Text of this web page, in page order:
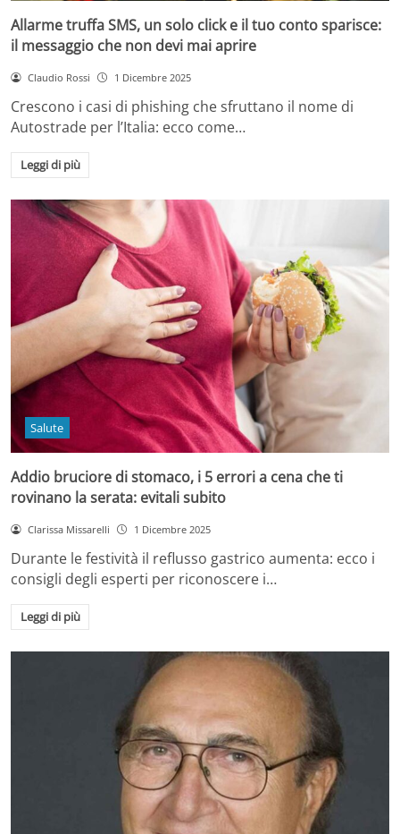
Allarme truffa SMS, un solo click e il tuo conto sparisce:
il messaggio che non devi mai aprire
Claudio Rossi 1 Dicembre 2025
Crescono i casi di phishing che sfruttano il nome di
Autostrade per l’Italia: ecco come…
Leggi di più
Salute
Addio bruciore di stomaco, i 5 errori a cena che ti
rovinano la serata: evitali subito
Clarissa Missarelli 1 Dicembre 2025
Durante le festività il reflusso gastrico aumenta: ecco i
consigli degli esperti per riconoscere i…
Leggi di più